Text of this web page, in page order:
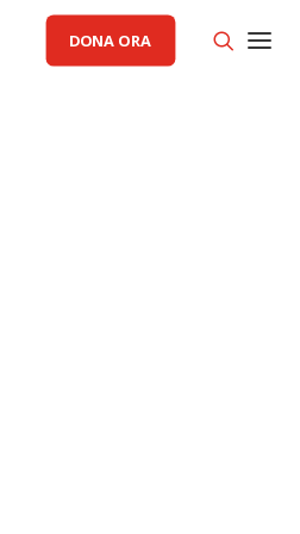
DONA ORA
AVVIO IL TRIAL